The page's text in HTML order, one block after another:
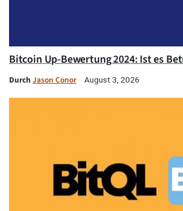
Bitcoin Up-Bewertung 2024: Ist es
Durch Jason Conor August 3, 2026